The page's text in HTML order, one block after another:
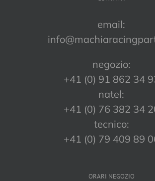
email:
negozio:
+41 (0) 91 862 34
natel:
+41 (0) 76 382 34
tecnico:
+41 (0) 79 409 89
ORARI NEGOZIO